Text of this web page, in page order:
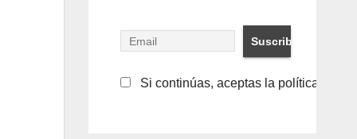
Si continúas, aceptas la política de